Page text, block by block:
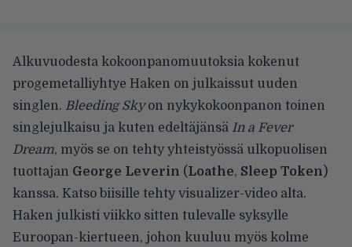
Alkuvuodesta kokoonpanomuutoksia kokenut
progemetalliyhtye Haken on julkaissut uuden
singlen. Bleeding Skyon nykykokoonpanon toinen
singlejulkaisu ja kuten edeltäjänsä In a Fever
Dream, myös se on tehty yhteistyössä ulkopuolisen
tuottajan George Leverin (Loathe, Sleep Token)
kanssa. Katso biisille tehty visualizer-video alta.
Haken julkisti viikko sitten tulevalle syksylle
Euroopan-kiertueen, johon kuuluu myös kolme